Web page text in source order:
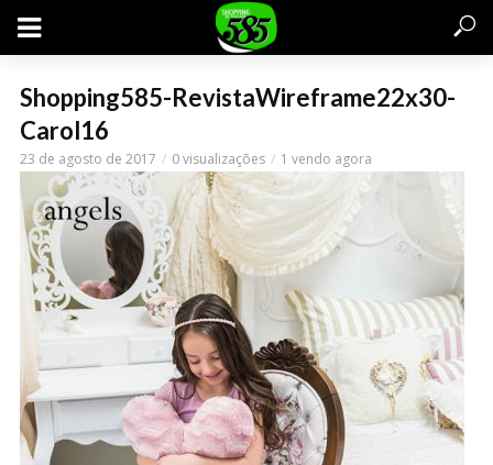
Shopping585-RevistaWireframe22x30-
Carol16
23 de agosto de 2017 0 visualizações 1 vendo agora